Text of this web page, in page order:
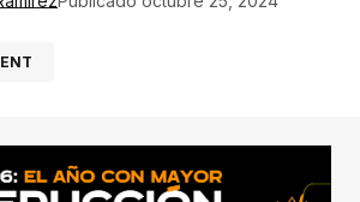
conectado